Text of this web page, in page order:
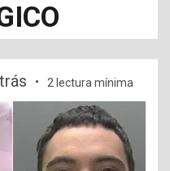
2 lectura mínima